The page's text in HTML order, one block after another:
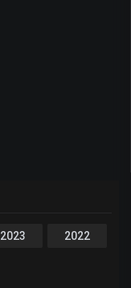
2023 2022